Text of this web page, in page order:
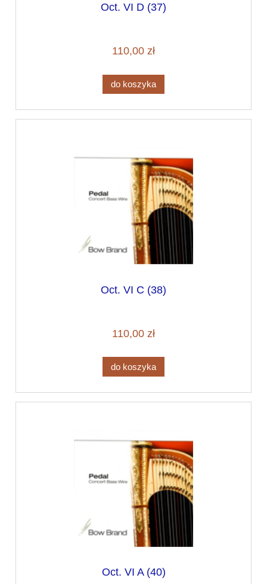
Oct. VI D (37)
110,00 zł
do koszyka
Oct. VI C (38)
110,00 zł
do koszyka
Oct. VI A (40)